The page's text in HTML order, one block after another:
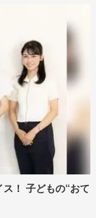
！ 子どもの“おて